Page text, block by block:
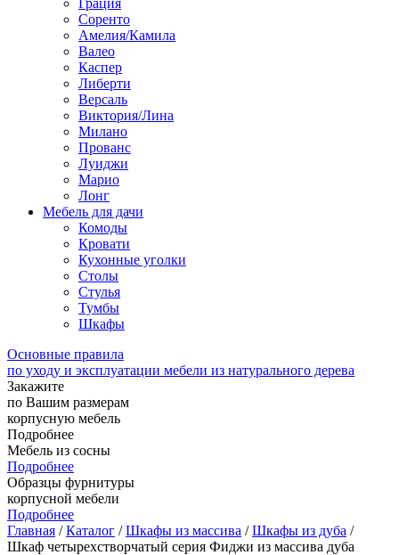
Грация
Соренто
Амелия/Камила
Валео
Каспер
Либерти
Версаль
Виктория/Лина
Милано
Прованс
Луиджи
Марио
Лонг
Мебель для дачи
Комоды
Кровати
Кухонные уголки
Столы
Стулья
Тумбы
Шкафы
Основные правила
по уходу и эксплуатации мебели из натурального дерева
Закажите
по Вашим размерам
корпусную мебель
Подробнее
Мебель из сосны
Подробнее
Образцы фурнитуры
корпусной мебели
Подробнее
Главная /Каталог /Шкафы из массива /Шкафы из дуба /
Шкаф четырехстворчатый серия Фиджи из массива дуба